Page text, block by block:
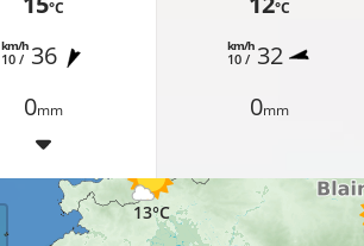
°C
10 /
km/h 36
0mm
°C
10 /
km/h 32
0mm
13°C
12°C